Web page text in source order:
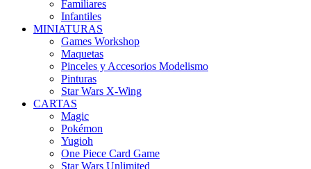
Familiares
Infantiles
MINIATURAS
Games Workshop
Maquetas
Pinceles y Accesorios Modelismo
Pinturas
Star Wars X-Wing
CARTAS
Magic
Pokémon
Yugioh
One Piece Card Game
Star Wars Unlimited